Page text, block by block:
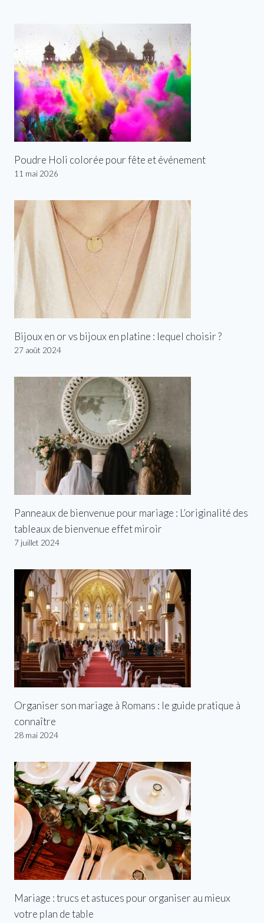
Poudre Holi colorée pour fête et événement
11 mai 2026
Bijoux en or vs bijoux en platine : lequel choisir ?
27 août 2024
Panneaux de bienvenue pour mariage : L’originalité des
tableaux de bienvenue effet miroir
7 juillet 2024
Organiser son mariage à Romans : le guide pratique à
connaître
28 mai 2024
Mariage : trucs et astuces pour organiser au mieux
votre plan de table